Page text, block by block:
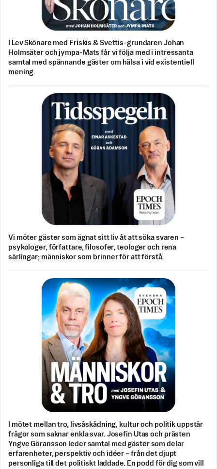
I Lev Skönare med Friskis & Svettis-grundaren Johan
Holmsäter och jympa-Mats får vi följa med i intressanta
samtal med spännande gäster om hälsa i vid existentiell
mening.
Vi möter gäster som ägnat sitt liv åt att söka svaren –
psykologer, författare, filosofer, teologer och rena
särlingar; människor som brinner för att förstå.
I mötet mellan tro, livsåskådning, kultur och politik uppstår
frågor som saknar enkla svar. Josefin Utas och prästen
Yngve Göransson leder samtal med gäster som delar
erfarenheter, perspektiv och idéer – från det djupt
personliga till det politiskt laddade. En podd för dig som vill